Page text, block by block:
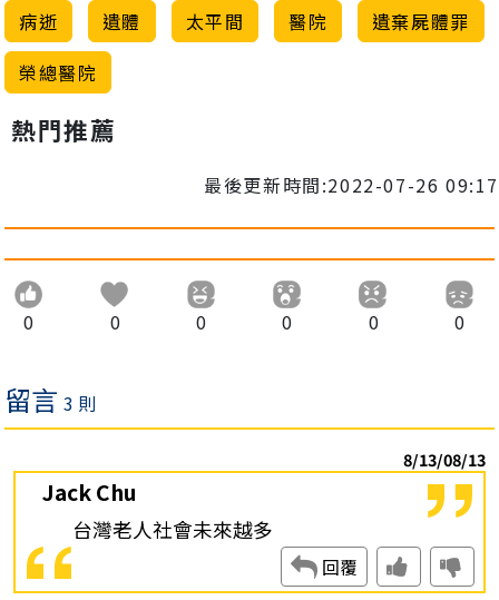
病逝 遺體 太平間 醫院
遺棄屍體罪
榮總醫院
熱門推薦
最後更新時間:2022-07-26 09:17
0 0 0 0 0 0